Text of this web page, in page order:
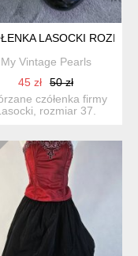
XS S
LASOCKI ROZM 37
My Vintage Pearls
45 zł
50 zł
czółenka firmy
rozmiar 37.